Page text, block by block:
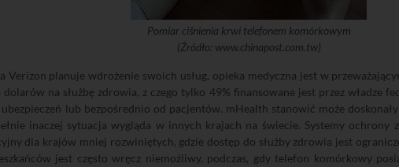
Pomiar ciśnienia krwi telefonem komórkowym
(Źródło: www.chinapost.com.tw)
Verizon planuje wdrożenie swoich usług, opieka medyczna jest w
na służbę zdrowia, z czego tylko 49% finansowane jest przez władze
lub bezpośrednio od pacjentów. mHealth stanowić może
inaczej sytuacja wygląda w innych krajach na świecie. Systemy
dla krajów mniej rozwiniętych, gdzie dostęp do służby zdrowia jest
jest często wręcz niemożliwy, podczas, gdy telefon komórkowy